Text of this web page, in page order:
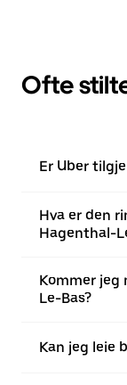
Ofte
Er Uber
Hva er den
Hagenthal-
Kommer
Le-Bas?
Kan jeg leie